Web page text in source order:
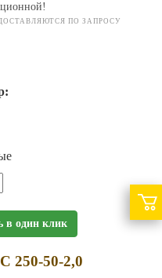
ПО ЗАПРОСУ
в один клик
250-50-2,0